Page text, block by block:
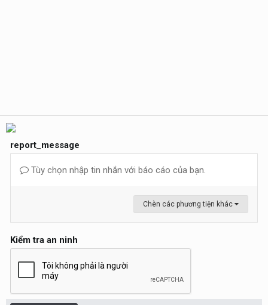
report_message
Tùy chọn nhập tin nhắn với báo cáo của bạn.
Chèn các phương tiện khác
Kiểm tra an ninh